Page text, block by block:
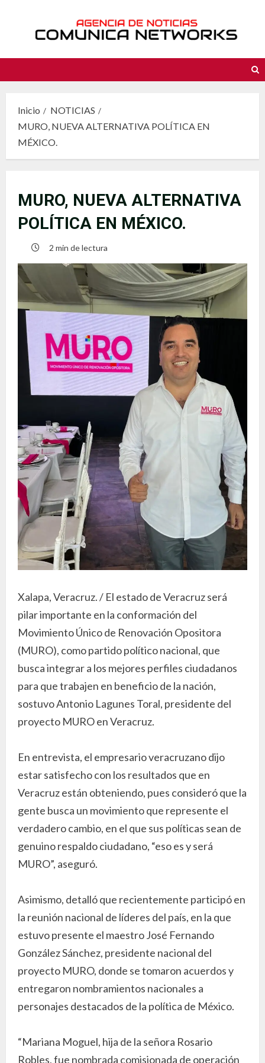
contenido
Inicio
NOTICIAS
MURO, NUEVA ALTERNATIVA POLÍTICA EN
MÉXICO.
MURO, NUEVA ALTERNATIVA
POLÍTICA EN MÉXICO.
2 min de lectura
Xalapa, Veracruz. / El estado de Veracruz será
pilar importante en la conformación del
Movimiento Único de Renovación Opositora
(MURO), como partido político nacional, que
busca integrar a los mejores perfiles ciudadanos
para que trabajen en beneficio de la nación,
sostuvo Antonio Lagunes Toral, presidente del
proyecto MURO en Veracruz.
En entrevista, el empresario veracruzano dijo
estar satisfecho con los resultados que en
Veracruz están obteniendo, pues consideró que la
gente busca un movimiento que represente el
verdadero cambio, en el que sus políticas sean de
genuino respaldo ciudadano, “eso es y será
MURO”, aseguró.
Asimismo, detalló que recientemente participó en
la reunión nacional de líderes del país, en la que
estuvo presente el maestro José Fernando
González Sánchez, presidente nacional del
proyecto MURO, donde se tomaron acuerdos y
entregaron nombramientos nacionales a
personajes destacados de la política de México.
“Mariana Moguel, hija de la señora Rosario
Robles, fue nombrada comisionada de operación